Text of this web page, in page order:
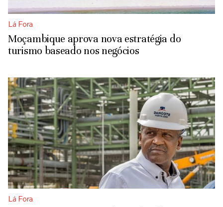
Lá Fora
Moçambique aprova nova estratégia do
turismo baseado nos negócios
Lá Fora